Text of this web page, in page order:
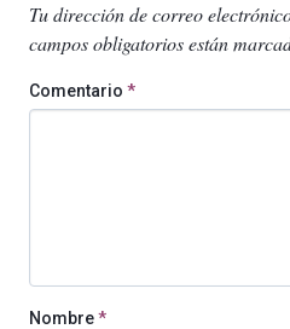
Tu dirección de correo
campos obligatorios están
Comentario *
Nombre*